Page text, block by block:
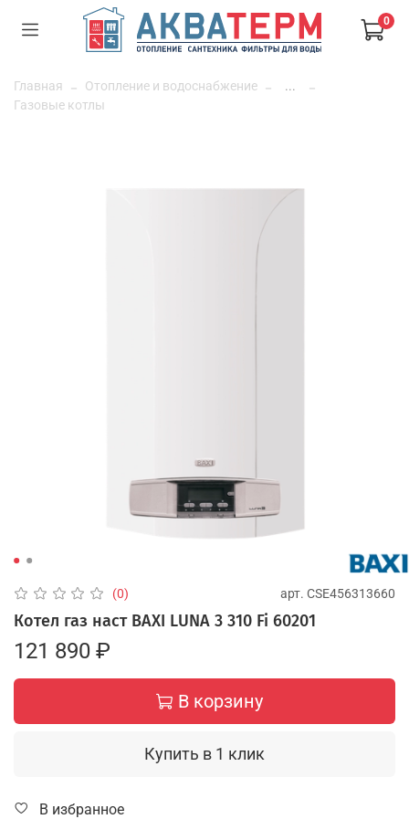
0
Главная Отопление и водоснабжение
...
Газовые котлы
(0) арт. CSE456313660
Котел газ наст BAXI LUNA 3 310 Fi 60201
121 890 ₽
В корзину
Купить в 1 клик
В избранное